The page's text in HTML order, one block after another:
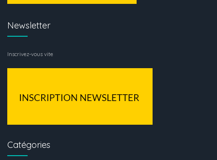
Newsletter
Inscrivez-vous vite
Catégories